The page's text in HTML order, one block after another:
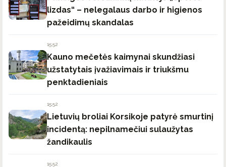
lizdas“ – nelegalaus darbo ir higienos
pažeidimų skandalas
15:52
Kauno mečetės kaimynai skundžiasi
užstatytais įvažiavimais ir triukšmu
penktadieniais
15:52
Lietuvių broliai Korsikoje patyrė smurtinį
incidentą: nepilnamečiui sulaužytas
žandikaulis
15:52